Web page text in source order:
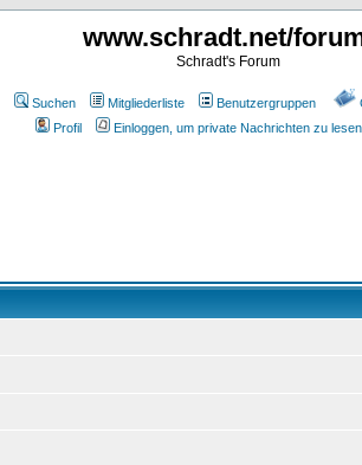
www.schradt.net/
Schradt's Forum
Suchen Mitgliederliste Benutzergruppen
Profil
Einloggen, um private Nachrichten zu lesen